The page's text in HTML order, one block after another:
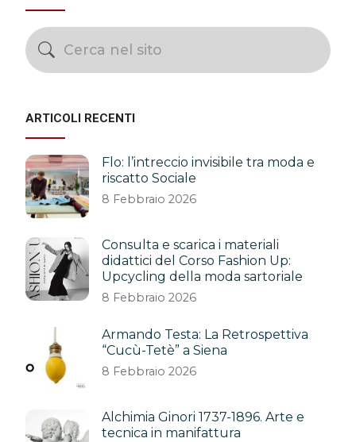
ARTICOLI RECENTI
Flo: l’intreccio invisibile tra moda e
riscatto Sociale
8 Febbraio 2026
Consulta e scarica i materiali
didattici del Corso Fashion Up:
Upcycling della moda sartoriale
8 Febbraio 2026
Armando Testa: La Retrospettiva
“Cucù-Tetè” a Siena
8 Febbraio 2026
Alchimia Ginori 1737-1896. Arte e
tecnica in manifattura